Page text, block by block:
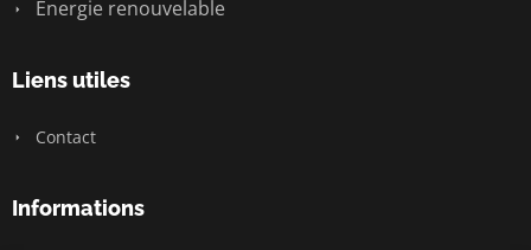
Énergie renouvelable
Liens utiles
Contact
Informations